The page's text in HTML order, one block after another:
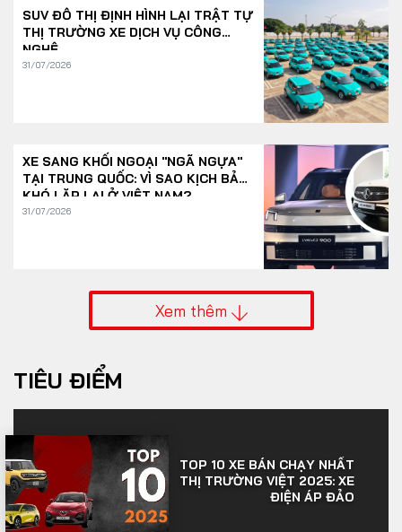
SUV ĐÔ THỊ ĐỊNH HÌNH LẠI TRẬT TỰ
THỊ TRƯỜNG XE DỊCH VỤ CÔNG
NGHỆ
31/07/2026
XE SANG KHỐI NGOẠI "NGÃ NGỰA"
TẠI TRUNG QUỐC: VÌ SAO KỊCH BẢN
KHÓ LẶP LẠI Ở VIỆT NAM?
31/07/2026
Xem thêm
TIÊU ĐIỂM
TOP 10 XE BÁN CHẠY NHẤT
THỊ TRƯỜNG VIỆT 2025: XE
ĐIỆN ÁP ĐẢO